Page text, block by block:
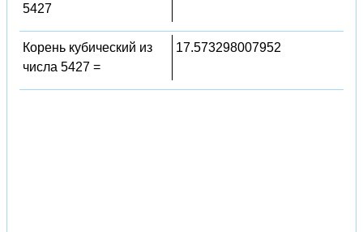
5427
Корень кубический из
числа 5427 =
17.573298007952